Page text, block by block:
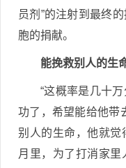
员剂”的注射到最终
胞的捐献。
能挽救别人的生
“这概率是几十
功了，希望能给他带
别人的生命，他就
月里，为了打消家